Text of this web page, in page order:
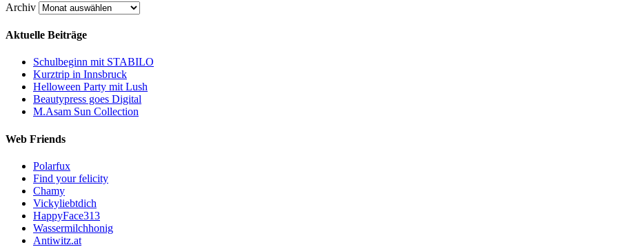
Archiv
Aktuelle Beiträge
Schulbeginn mit STABILO
Kurztrip in Innsbruck
Helloween Party mit Lush
Beautypress goes Digital
M.Asam Sun Collection
Web Friends
Polarfux
Find your felicity
Chamy
Vickyliebtdich
HappyFace313
Wassermilchhonig
Antiwitz.at